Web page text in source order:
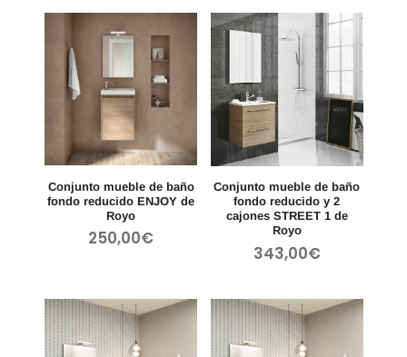
Conjunto mueble de baño
fondo reducido ENJOY de
Royo
250,00€
Conjunto mueble de baño
fondo reducido y 2
cajones STREET 1 de
Royo
343,00€